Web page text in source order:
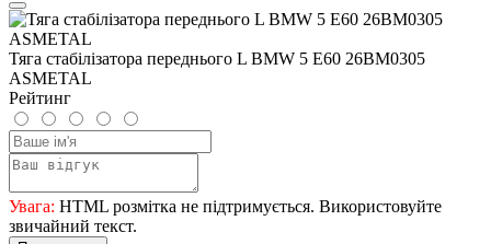
Тяга стабілізатора переднього L BMW 5 E60 26BM0305
ASMETAL
Рейтинг
Увага: HTML розмітка не підтримується. Використовуйте
звичайний текст.